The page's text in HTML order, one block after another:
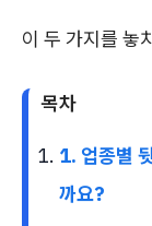
이 두 가지를 놓
목차
1. 업종별
까요?